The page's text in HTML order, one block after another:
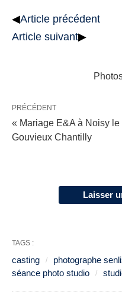
◀Article précédent
Article suivant▶
PRÉCÉDENT
« Mariage E&A à Noisy
Gouvieux Chantilly
Laisser
TAGS :
casting photographe
séance photo studio